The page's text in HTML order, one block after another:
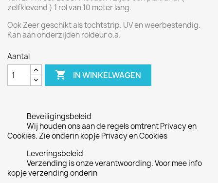
zelfklevend ) 1 rol van 10 meter lang.
Ook Zeer geschikt als tochtstrip. UV en weerbestendig.
Kan aan onderzijden roldeur o.a.
Aantal
 IN WINKELWAGEN
Beveiligingsbeleid
Wij houden ons aan de regels omtrent Privacy en
Cookies. Zie onderin kopje Privacy en Cookies
Leveringsbeleid
Verzending is onze verantwoording. Voor mee info
kopje verzending onderin